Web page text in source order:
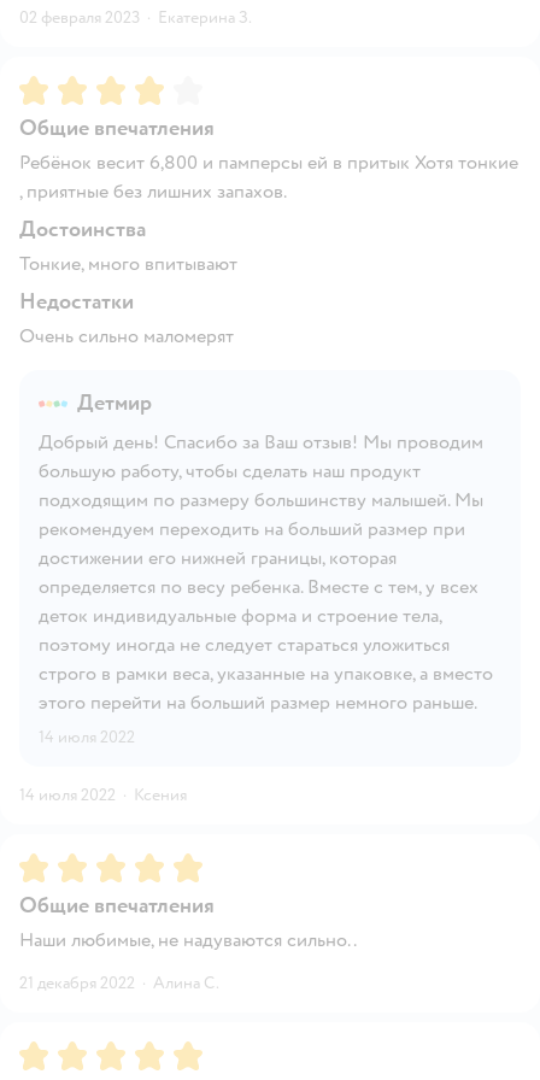
02 февраля 2023 · Екатерина З.
Рейтинг:4
Общие впечатления
Ребёнок весит 6,800 и памперсы ей в притык Хотя тонкие
, приятные без лишних запахов.
Достоинства
Тонкие, много впитывают
Недостатки
Очень сильно маломерят
Детмир
Добрый день! Спасибо за Ваш отзыв! Мы проводим
большую работу, чтобы сделать наш продукт
подходящим по размеру большинству малышей. Мы
рекомендуем переходить на больший размер при
достижении его нижней границы, которая
определяется по весу ребенка. Вместе с тем, у всех
деток индивидуальные форма и строение тела,
поэтому иногда не следует стараться уложиться
строго в рамки веса, указанные на упаковке, а вместо
этого перейти на больший размер немного раньше.
14 июля 2022
14 июля 2022 · Ксения
Рейтинг:5
Общие впечатления
Наши любимые, не надуваются сильно..
21 декабря 2022 · Алина С.
Рейтинг:5